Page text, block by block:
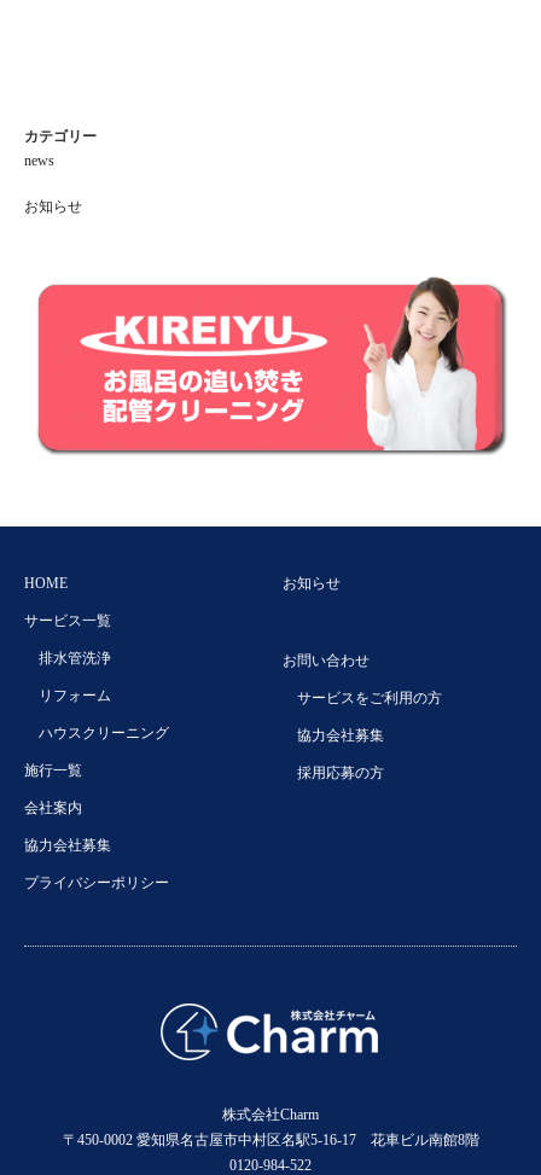
カテゴリー
news
お知らせ
HOME
サービス一覧
排水管洗浄
リフォーム
ハウスクリーニング
施行一覧
会社案内
協力会社募集
プライバシーポリシー
お知らせ
お問い合わせ
サービスをご利用の方
協力会社募集
採用応募の方
株式会社Charm
〒450-0002 愛知県名古屋市中村区名駅5-16-17 花車ビル南館8階
0120-984-522